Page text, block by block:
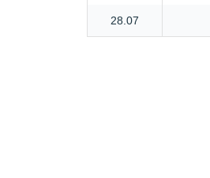
28.07